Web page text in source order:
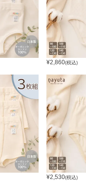
¥2,860(税込)
¥2,530(税込)